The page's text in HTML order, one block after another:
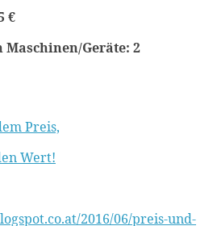
€
Geräte: 2
Preis,
Wert!